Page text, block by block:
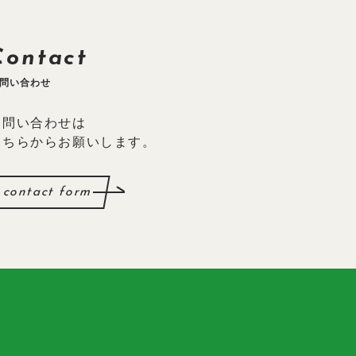
い合わせ
い合わせは
らからお願いします。
contact form